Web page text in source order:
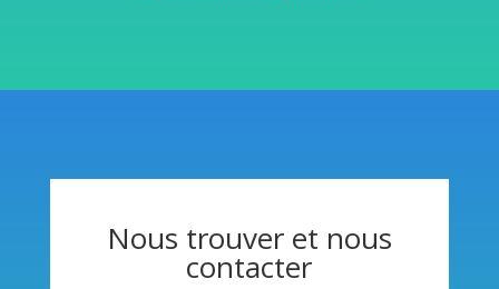
Nous trouver et nous
contacter